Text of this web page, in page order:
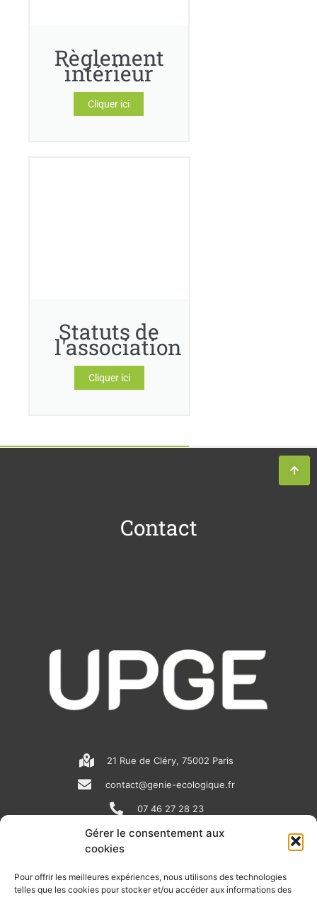
Gérer le consentement aux
cookies
Pour offrir les meilleures expériences, nous utilisons des technologies
telles que les cookies pour stocker et/ou accéder aux informations des
Règlement
intérieur
Cliquer ici
Statuts de
l'association
Cliquer ici
Contact
21 Rue de Cléry, 75002 Paris
contact@genie-ecologique.fr
07 46 27 28 23
N
e
i
o